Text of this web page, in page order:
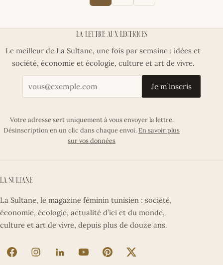
La lettre aux lectrices
Le meilleur de La Sultane, une fois par semaine : idées et
société, économie et écologie, culture et art de vivre.
Votre adresse email
Je m’inscris
Votre adresse sert uniquement à vous envoyer la lettre.
Désinscription en un clic dans chaque envoi.En savoir plus
sur vos données
La Sultane
La Sultane, le magazine féminin tunisien : société,
économie, écologie, actualité d’ici et du monde,
culture et art de vivre, depuis plus de douze ans.
La Sultane sur Facebook (nouvel onglet)
La Sultane sur Instagram (nouvel onglet)
La Sultane sur LinkedIn (nouvel onglet)
La Sultane sur YouTube (nouvel
La Sultane sur Pinterest
La Sultane sur X